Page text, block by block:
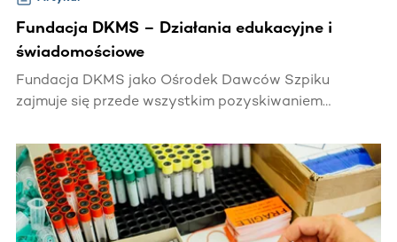
Fundacja DKMS – Działania edukacyjne i
świadomościowe
Fundacja DKMS jako Ośrodek Dawców Szpiku
zajmuje się przede wszystkim pozyskiwaniem
(niespokrewnionych) szpiku i krwiotwórczych
komórek macierzystych. Jest to nasze główne
zadanie, ale jego realizacja nie byłaby możliwa bez
działań edukacyjnych i świadomościowych.